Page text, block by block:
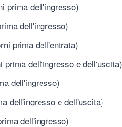
prima dell'ingresso)
dell'ingresso)
prima dell'entrata)
prima dell'ingresso e dell'uscita)
dell'ingresso)
dell'ingresso e dell'uscita)
dell'ingresso)